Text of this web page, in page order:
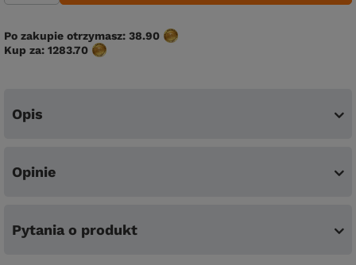
Po zakupie otrzymasz: 38.90
Kup za: 1283.70
Opis
Opinie
Pytania o produkt